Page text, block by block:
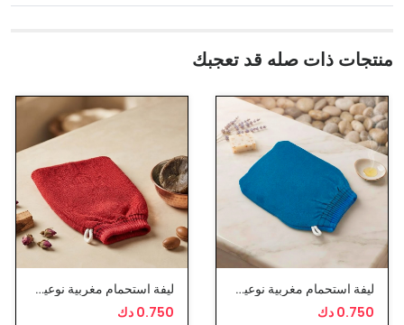
منتجات ذات صله قد تعجبك
ليفة استحمام مغربية نوعية ممتازة
0.750 دك
ليفة استحمام مغربية نوعية ممتازة
0.750 دك